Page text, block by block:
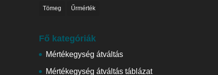
Tömeg Űrmérték
Fő kategóriák
Mértékegység átváltás
Mértékegység átváltás táblázat